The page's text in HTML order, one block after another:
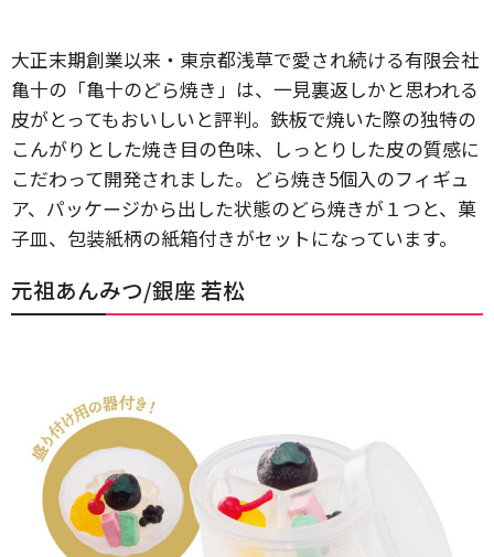
大正末期創業以来・東京都浅草で愛され続ける有限会社
亀十の「亀十のどら焼き」は、一見裏返しかと思われる
皮がとってもおいしいと評判。鉄板で焼いた際の独特の
こんがりとした焼き目の色味、しっとりした皮の質感に
こだわって開発されました。どら焼き5個入のフィギュ
ア、パッケージから出した状態のどら焼きが１つと、菓
子皿、包装紙柄の紙箱付きがセットになっています。
元祖あんみつ/銀座 若松